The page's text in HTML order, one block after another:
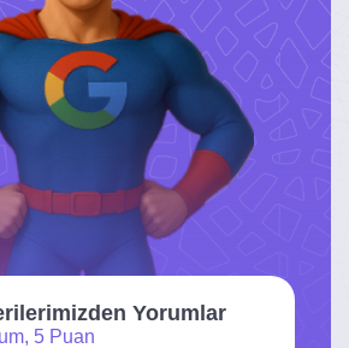
Yorumlar
5 Puan